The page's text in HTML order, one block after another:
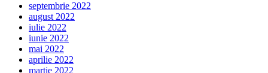
septembrie 2022
august 2022
iulie 2022
iunie 2022
mai 2022
aprilie 2022
martie 2022